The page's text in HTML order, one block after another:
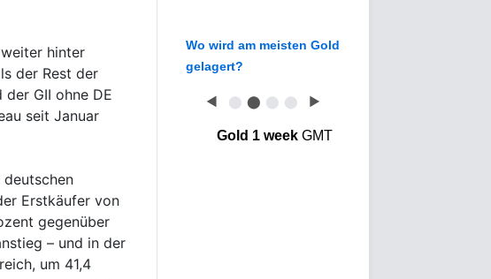
hinter
der Rest der
GII ohne DE
seit Januar
Erstkäufer von
gegenüber
– und in der
um 41,4
Wo wird am meisten Gold
gelagert?
◀ ⬤ ⬤ ⬤ ⬤ ▶
Gold 1 weekGMT